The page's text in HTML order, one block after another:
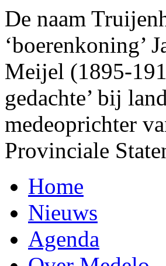
De naam
‘boerenkoning’
Meijel (1895-
gedachte’ bij
medeoprichter
Provinciale
Home
Nieuws
Agenda